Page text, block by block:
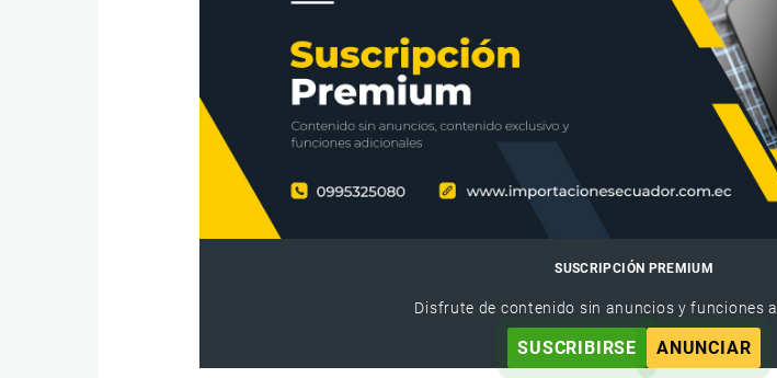
SUSCRIPCIÓN PREMIUM
Disfrute de contenido sin anuncios y funciones
SUSCRIBIRSE ANUNCIAR